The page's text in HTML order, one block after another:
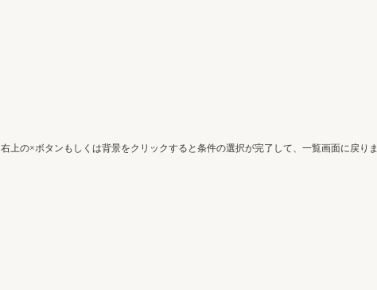
右上の×ボタンもしくは背景をクリックすると条件の選択が完了して、一覧画面に戻り